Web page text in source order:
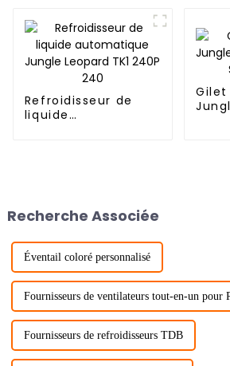
Refroidisseur de
liquide
Recherche Associée
Éventail coloré personnalisé
Fournisseurs de ventilateurs tout-en-un pour
Fournisseurs de refroidisseurs TDB